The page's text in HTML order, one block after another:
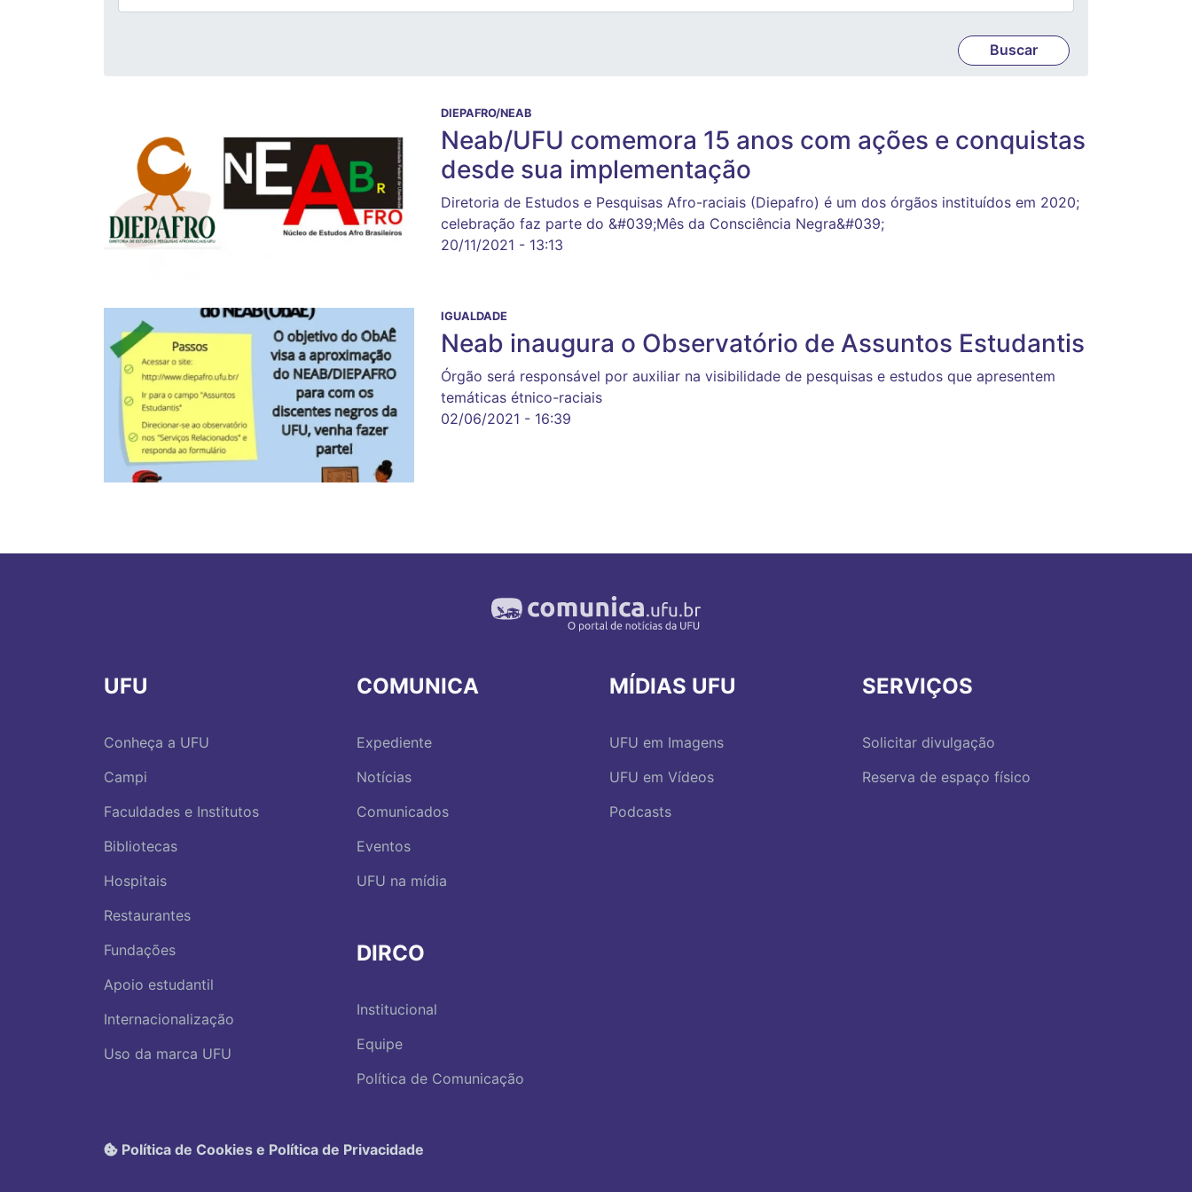
DIEPAFRO/NEAB
Neab/UFU comemora 15 anos com ações e conquistas
desde sua implementação
Diretoria de Estudos e Pesquisas Afro-raciais (Diepafro) é um dos órgãos instituídos em 2020;
celebração faz parte do &#039;Mês da Consciência Negra&#039;
20/11/2021 - 13:13
IGUALDADE
Neab inaugura o Observatório de Assuntos Estudantis
Órgão será responsável por auxiliar na visibilidade de pesquisas e estudos que apresentem
temáticas étnico-raciais
02/06/2021 - 16:39
UFU
Conheça a UFU
Campi
Faculdades e Institutos
Bibliotecas
Hospitais
Restaurantes
Fundações
Apoio estudantil
Internacionalização
Uso da marca UFU
COMUNICA
Expediente
Notícias
Comunicados
Eventos
UFU na mídia
DIRCO
Institucional
Equipe
Política de Comunicação
MÍDIAS UFU
UFU em Imagens
UFU em Vídeos
Podcasts
SERVIÇOS
Solicitar divulgação
Reserva de espaço físico
Política de Cookies e Política de Privacidade